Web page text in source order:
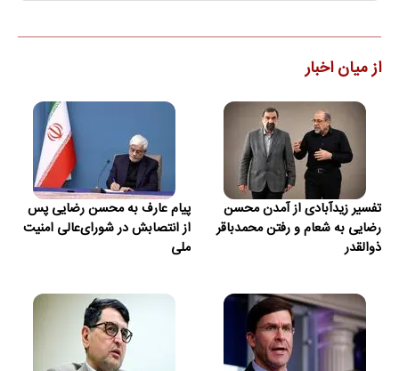
از میان اخبار
تفسیر زیدآبادی از آمدن محسن
رضایی به شعام و رفتن محمدباقر
ذوالقدر
پیام عارف به محسن رضایی پس
از انتصابش در شورای‌عالی امنیت
ملی